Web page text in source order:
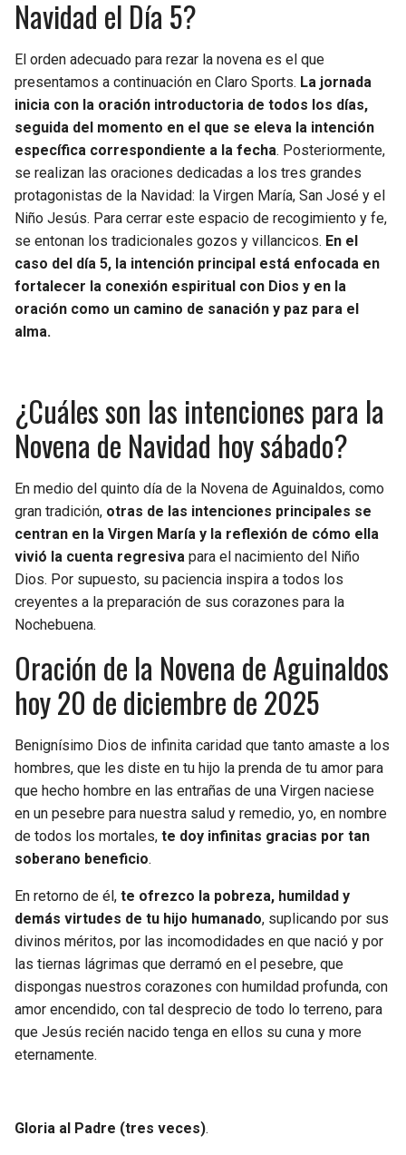
Navidad el Día 5?
El orden adecuado para rezar la novena es el que
presentamos a continuación en Claro Sports. La jornada
inicia con la oración introductoria de todos los días,
seguida del momento en el que se eleva la intención
específica correspondiente a la fecha. Posteriormente,
se realizan las oraciones dedicadas a los tres grandes
protagonistas de la Navidad: la Virgen María, San José y el
Niño Jesús. Para cerrar este espacio de recogimiento y fe,
se entonan los tradicionales gozos y villancicos. En el
caso del día 5, la intención principal está enfocada en
fortalecer la conexión espiritual con Dios y en la
oración como un camino de sanación y paz para el
alma.
¿Cuáles son las intenciones para la
Novena de Navidad hoy sábado?
En medio del quinto día de la Novena de Aguinaldos, como
gran tradición, otras de las intenciones principales se
centran en la Virgen María y la reflexión de cómo ella
vivió la cuenta regresiva para el nacimiento del Niño
Dios. Por supuesto, su paciencia inspira a todos los
creyentes a la preparación de sus corazones para la
Nochebuena.
Oración de la Novena de Aguinaldos
hoy 20 de diciembre de 2025
Benignísimo Dios de infinita caridad que tanto amaste a los
hombres, que les diste en tu hijo la prenda de tu amor para
que hecho hombre en las entrañas de una Virgen naciese
en un pesebre para nuestra salud y remedio, yo, en nombre
de todos los mortales, te doy infinitas gracias por tan
soberano beneficio.
En retorno de él, te ofrezco la pobreza, humildad y
demás virtudes de tu hijo humanado, suplicando por sus
divinos méritos, por las incomodidades en que nació y por
las tiernas lágrimas que derramó en el pesebre, que
dispongas nuestros corazones con humildad profunda, con
amor encendido, con tal desprecio de todo lo terreno, para
que Jesús recién nacido tenga en ellos su cuna y more
eternamente.
Gloria al Padre (tres veces).